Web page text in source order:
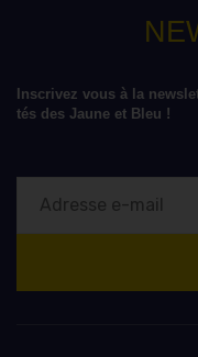
Inscrivez vous à la
tés des Jaune et Bleu !